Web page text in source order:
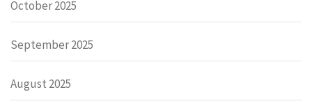
October 2025
September 2025
August 2025